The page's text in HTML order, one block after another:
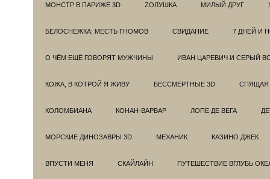
МОНСТР В ПАРИЖЕ 3D ZОЛУШКА МИЛЫЙ ДРУГ
БЕЛОСНЕЖКА: МЕСТЬ ГНОМОВ СВИДАНИЕ 7 ДНЕЙ И
О ЧЁМ ЕЩЁ ГОВОРЯТ МУЖЧИНЫ ИВАН ЦАРЕВИЧ И СЕРЫЙ
КОЖА, В КОТРОЙ Я ЖИВУ БЕССМЕРТНЫЕ 3D СПЯЩАЯ
КОЛОМБИАНА КОНАН-ВАРВАР ЛОПЕ ДЕ ВЕГА
МОРСКИЕ ДИНОЗАВРЫ 3D МЕХАНИК КАЗИНО ДЖЕК
ВПУСТИ МЕНЯ СКАЙЛАЙН ПУТЕШЕСТВИЕ ВГЛУБЬ